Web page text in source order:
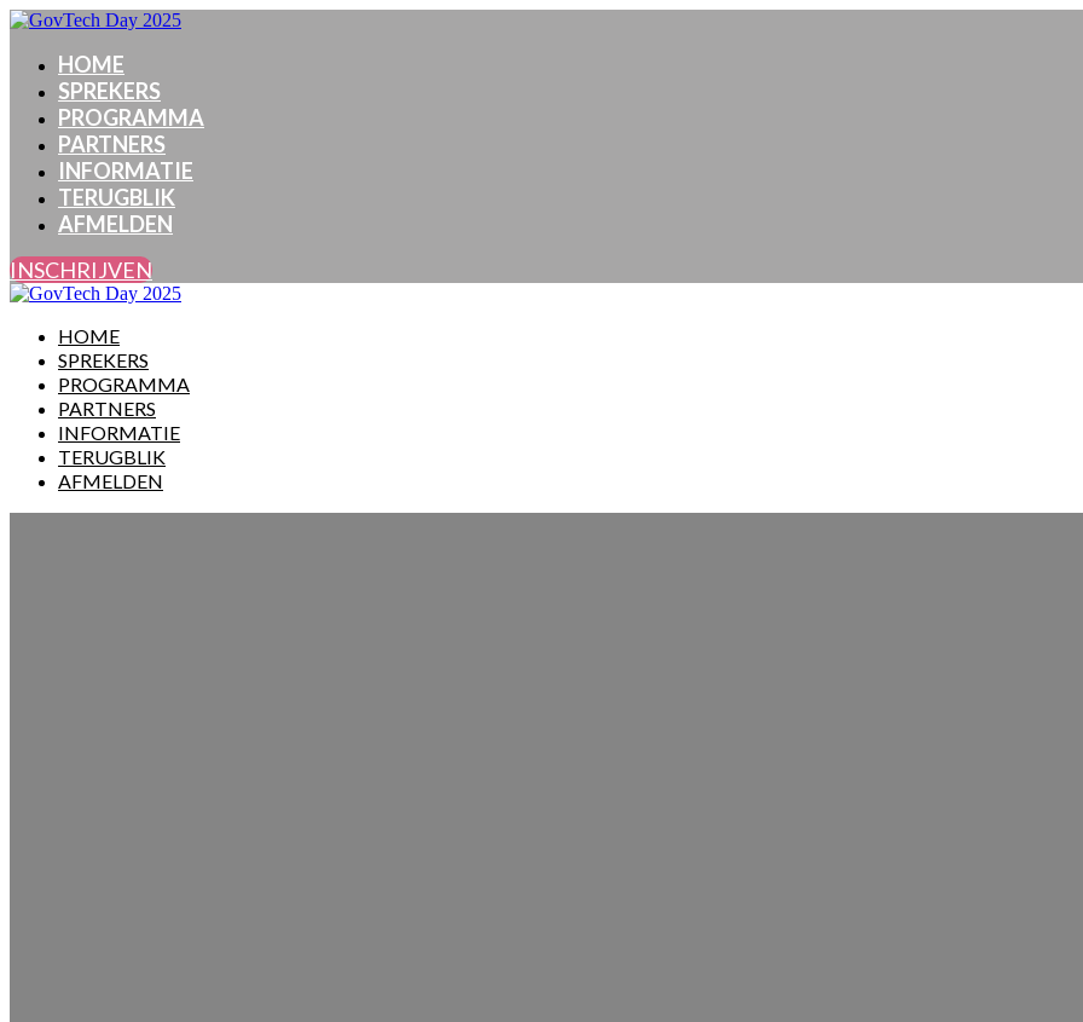
HOME
SPREKERS
PROGRAMMA
PARTNERS
INFORMATIE
TERUGBLIK
AFMELDEN
INSCHRIJVEN
HOME
SPREKERS
PROGRAMMA
PARTNERS
INFORMATIE
TERUGBLIK
AFMELDEN